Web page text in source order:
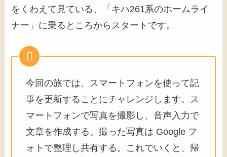
をくわえて見ている、「キハ261系のホームライ
ナー」に乗るところからスタートです。
今回の旅では、スマートフォンを使って記
事を更新することにチャレンジします。ス
マートフォンで写真を撮影し、音声入力で
文章を作成する。撮った写真は Google フ
ォトで整理し共有する。これでいくと、帰